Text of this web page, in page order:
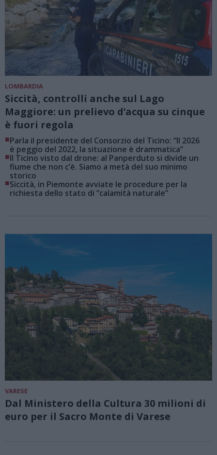
LOMBARDIA
Siccità, controlli anche sul Lago
Maggiore: un prelievo d’acqua su cinque
è fuori regola
■Parla il presidente del Consorzio del Ticino: “Il 2026
è peggio del 2022, la situazione è drammatica”
■Il Ticino visto dal drone: al Panperduto si divide un
fiume che non c’è. Siamo a metà del suo minimo
storico
■Siccità, in Piemonte avviate le procedure per la
richiesta dello stato di “calamità naturale”
VARESE
Dal Ministero della Cultura 30 milioni di
euro per il Sacro Monte di Varese